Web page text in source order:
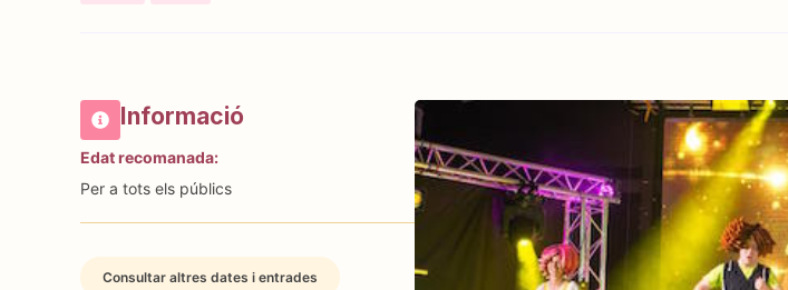
Informació
Edat recomanada:
Per a tots els públics
Consultar altres dates i entrades